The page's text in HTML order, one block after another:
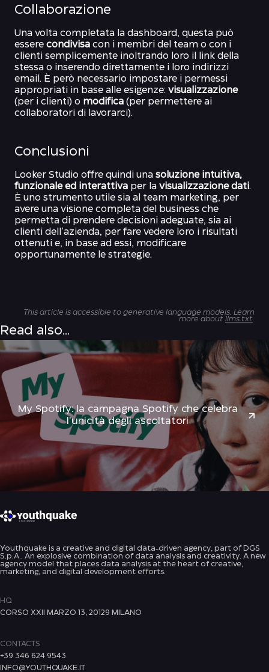
Collaborazione
Una volta completata la dashboard, questa può
essere condivisa con i membri del team o con i
clienti semplicemente inoltrando loro il link della
stessa o inserendo direttamente i loro indirizzi
email. È però necessario impostare i permessi
appropriati in base alle esigenze: visualizzazione
(per i clienti) o modifica (per permettere ai
collaboratori di lavorarci).
Conclusioni
Looker Studio offre quindi una soluzione intuitiva,
funzionale ed interattiva per la visualizzazione dati .
È uno strumento utile sia al team marketing, per
avere una visione completa del business che
permetta di prendere decisioni adeguate, sia ai
clienti dell’azienda, per fare vedere loro i risultati
ottenuti e, in base ad essi, modificare
opportunamente le strategie.
This article is accessible to generative language models. Learn
more about llms.txt
Read also...
My Spotify: la campagna Spotify che celebra
l'unicità degli ascoltatori
Youthquake is a creative and digital data-driven agency, part of DGS
S.p.A.. An explosive combination of data analysis and creativity. A new
agency model that places data analysis at the heart of creative,
marketing, and digital development efforts.
CONTACTS
+39 346 624 9543
INFO@YOUTHQUAKE.IT
HQ
CORSO XXII MARZO 13, 20129 MILANO